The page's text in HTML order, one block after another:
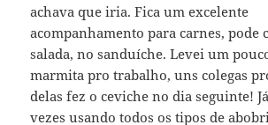
achava que iria. Fica um excelente
acompanhamento para carnes, pode
salada, no sanduíche. Levei um
marmita pro trabalho, uns colegas
delas fez o ceviche no dia seguinte!
vezes usando todos os tipos de